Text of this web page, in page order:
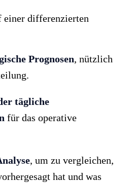
einer differenzierten
Prognosen, nützlich
tägliche
für das operative
, um zu vergleichen,
hat und was